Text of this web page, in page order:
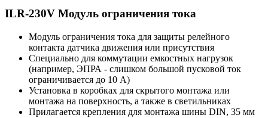
ILR-230V Модуль ограничения тока
Модуль ограничения тока для защиты релейного
контакта датчика движения или присутствия
Специально для коммутации емкостных нагрузок
(например, ЭПРА - слишком большой пусковой ток
ограничивается до 10 А)
Установка в коробках для скрытого монтажа или
монтажа на поверхность, а также в светильниках
Прилагается крепления для монтажа шины DIN, 35 мм